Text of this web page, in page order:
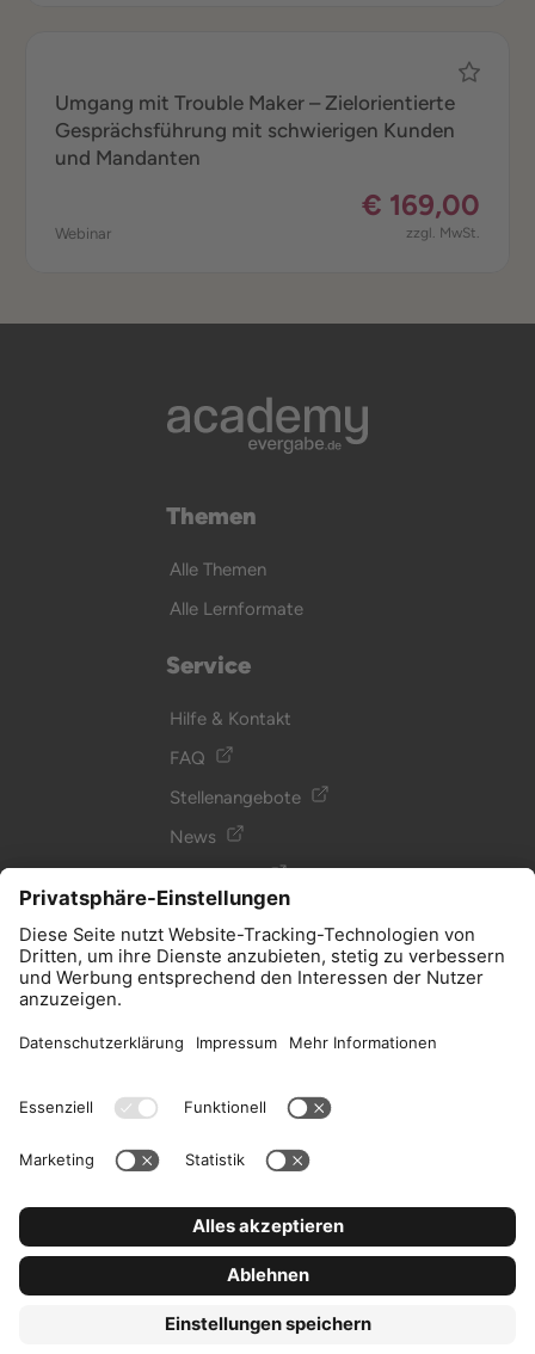
Umgang mit Trouble Maker – Zielorientierte
Gesprächsführung mit schwierigen Kunden
und Mandanten
Webinar
€ 169,00
zzgl. MwSt.
Themen
Alle Themen
Alle Lernformate
Service
Hilfe & Kontakt
FAQ
Stellenangebote
News
Podcast
AGB, Datenschutz
© 2024 | Ein Produkt der
eVergabe.de GmbH.